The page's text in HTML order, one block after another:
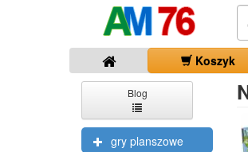
Koszyk
Blog
gry planszowe